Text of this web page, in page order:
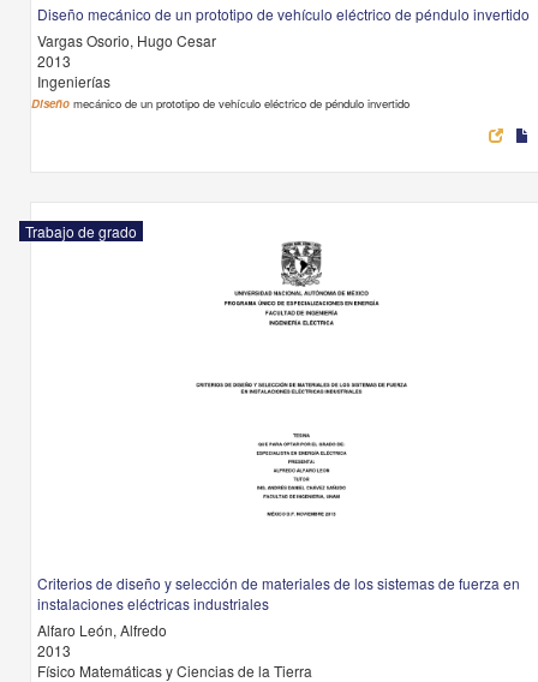
Diseño mecánico de un prototipo de vehículo eléctrico de péndulo invertido
Vargas Osorio, Hugo Cesar
2013
Ingenierías
Diseño mecánico de un prototipo de vehículo eléctrico de péndulo invertido
Trabajo de grado
Criterios de diseño y selección de materiales de los sistemas de fuerza en
instalaciones eléctricas industriales
Alfaro León, Alfredo
2013
Físico Matemáticas y Ciencias de la Tierra